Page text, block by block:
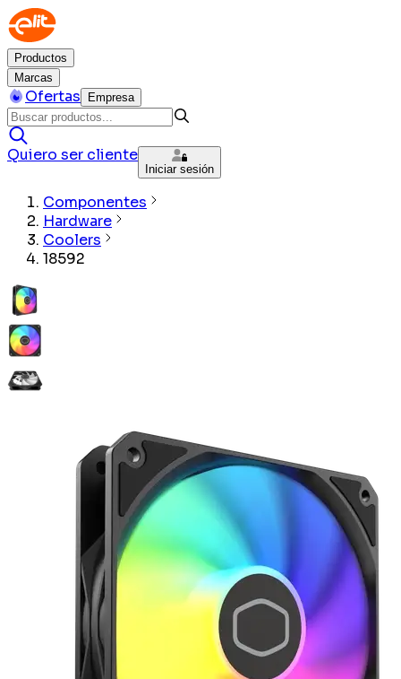
Productos
Marcas
Ofertas Empresa
Quiero ser cliente
Iniciar sesión
Componentes
Hardware
Coolers
18592